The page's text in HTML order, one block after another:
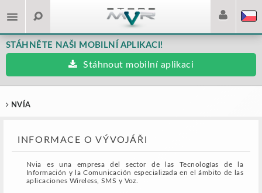
STÁHNĚTE NAŠI MOBILNÍ APLIKACI!
Stáhnout mobilní aplikaci
NVÍA
INFORMACE O VÝVOJÁŘI
Nvia es una empresa del sector de las Tecnologías de la
Información y la Comunicación especializada en el ámbito de las
aplicaciones Wireless, SMS y Voz.